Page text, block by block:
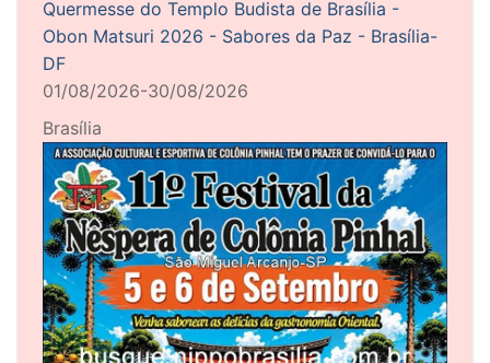
Quermesse do Templo Budista de Brasília -
Obon Matsuri 2026 - Sabores da Paz - Brasília-
DF
01/08/2026-30/08/2026
Brasília